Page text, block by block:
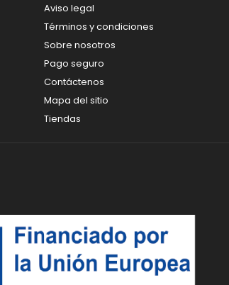
Aviso legal
Términos y condiciones
Sobre nosotros
Pago seguro
Contáctenos
Mapa del sitio
Tiendas